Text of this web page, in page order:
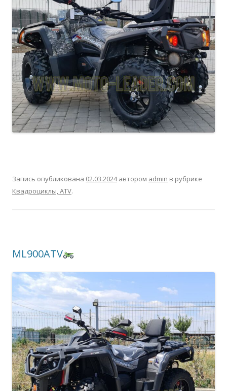
Запись опубликована 02.03.2024автором admin в рубрике
Квадроциклы, ATV.
ML900ATV